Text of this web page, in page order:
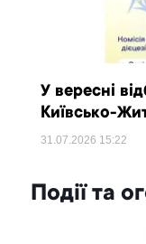
У вересні
Київсько-
31.07.2026 15:22
Події та